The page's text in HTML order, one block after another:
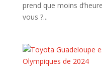
prend que moins
vous ?...